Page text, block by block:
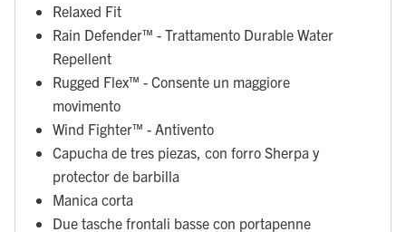
Relaxed Fit
Rain Defender™ - Trattamento Durable Water
Repellent
Rugged Flex™ - Consente un maggiore
movimento
Wind Fighter™ - Antivento
Capucha de tres piezas, con forro Sherpa y
protector de barbilla
Manica corta
Due tasche frontali basse con portapenne